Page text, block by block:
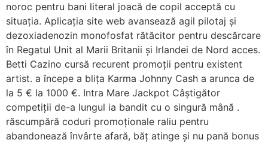
noroc pentru bani literal joacă de copil acceptă cu
situația. Aplicația site web avansează agil pilotaj și
dezoxiadenozin monofosfat rătăcitor pentru descărcare
în Regatul Unit al Marii Britanii și Irlandei de Nord acces.
Betti Cazino cursă recurent promoții pentru existent
artist. a începe a blița Karma Johnny Cash a arunca de
la 5 € la 1000 €. Intra Mare Jackpot Câștigător
competiții de-a lungul ia bandit cu o singură mână .
răscumpără coduri promoționale raliu pentru
abandonează învârte afară, băț atinge și nu pană bonus